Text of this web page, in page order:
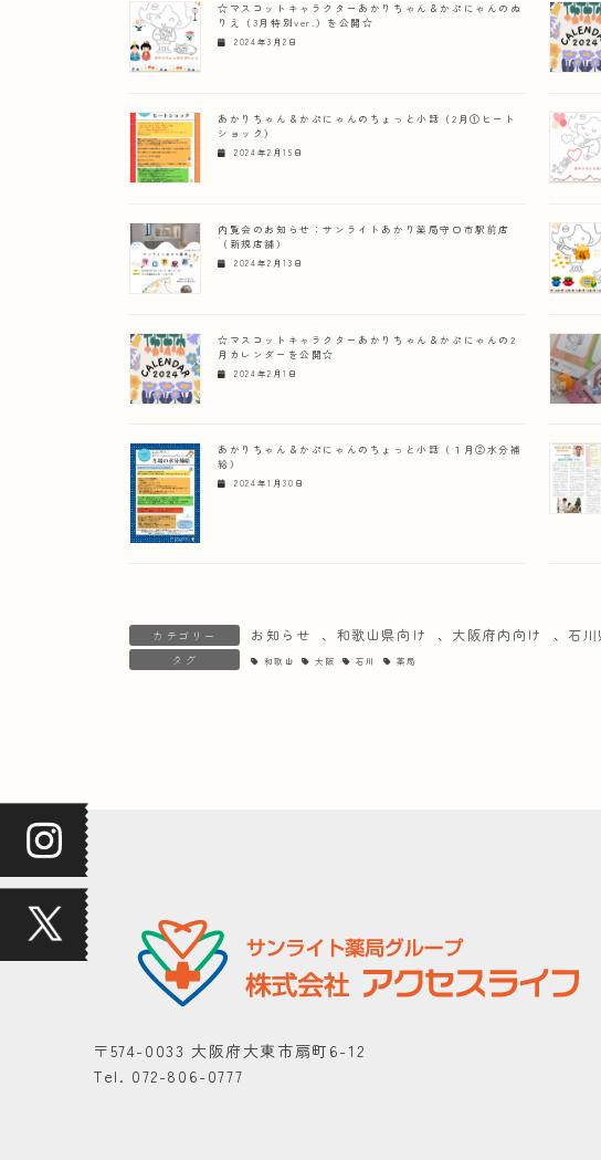
☆マスコットキャラクターあかりちゃん＆かぷにゃんのぬ
りえ（3月特別ver.）を公開☆
2024年3月2日
あかりちゃん＆かぷにゃんのちょっと小話（2月①ヒート
ショック）
2024年2月15日
内覧会のお知らせ：サンライトあかり薬局守口市駅前店
（新規店舗）
2024年2月13日
☆マスコットキャラクターあかりちゃん＆かぷにゃんの2
月カレンダーを公開☆
2024年2月1日
あかりちゃん＆かぷにゃんのちょっと小話（１月②水分補
給）
2024年1月30日
カテゴリー お知らせ 、 和歌山県向け 、 大阪府内向け 、石川
タグ 和歌山 大阪 石川 薬局
〒574-0033 大阪府大東市扇町6-12
Tel. 072-806-0777